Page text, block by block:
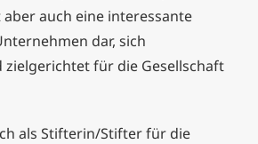
auch eine interessante
dar, sich
für die Gesellschaft
als Stifterin/Stifter für die